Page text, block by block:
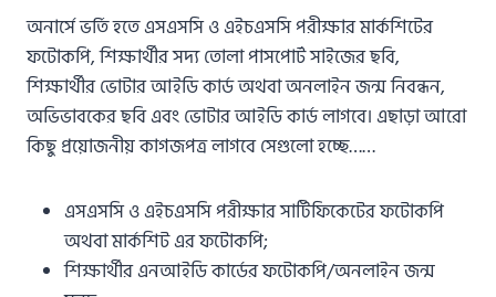
অনার্সে ভর্তি হতে এসএসসি ও এইচএসসি পরীক্ষার মার্কশিটের
ফটোকপি, শিক্ষার্থীর সদ্য তোলা পাসপোর্ট সাইজের ছবি,
শিক্ষার্থীর ভোটার আইডি কার্ড অথবা অনলাইন জন্ম নিবন্ধন,
অভিভাবকের ছবি এবং ভোটার আইডি কার্ড লাগবে। এছাড়া আরো
কিছু প্রয়োজনীয় কাগজপত্র লাগবে সেগুলো হচ্ছে……
এসএসসি ও এইচএসসি পরীক্ষার সার্টিফিকেটের ফটোকপি
অথবা মার্কশিট এর ফটোকপি;
শিক্ষার্থীর এনআইডি কার্ডের ফটোকপি/অনলাইন জন্ম